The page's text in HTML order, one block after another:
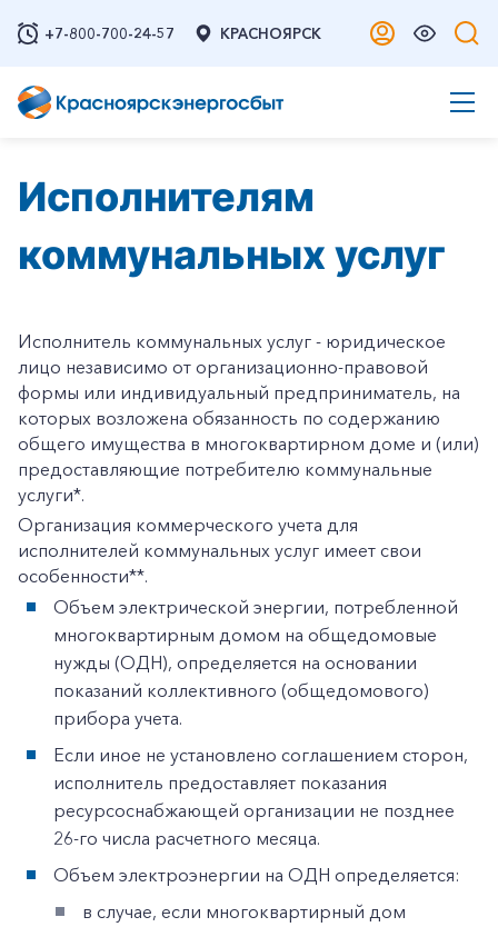
+7-800-700-24-57 КРАСНОЯРСК
Исполнителям
коммунальных услуг
Исполнитель коммунальных услуг - юридическое
лицо независимо от организационно-правовой
формы или индивидуальный предприниматель, на
которых возложена обязанность по содержанию
общего имущества в многоквартирном доме и (или)
предоставляющие потребителю коммунальные
услуги*.
Организация коммерческого учета для
исполнителей коммунальных услуг имеет свои
особенности**.
Объем электрической энергии, потребленной
многоквартирным домом на общедомовые
нужды (ОДН), определяется на основании
показаний коллективного (общедомового)
прибора учета.
Если иное не установлено соглашением сторон,
исполнитель предоставляет показания
ресурсоснабжающей организации не позднее
26-го числа расчетного месяца.
Объем электроэнергии на ОДН определяется:
в случае, если многоквартирный дом